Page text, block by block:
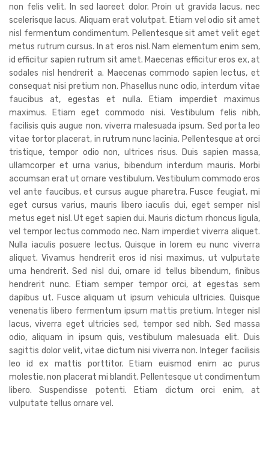
non felis velit. In sed laoreet dolor. Proin ut gravida lacus, nec
scelerisque lacus. Aliquam erat volutpat. Etiam vel odio sit amet
nisl fermentum condimentum. Pellentesque sit amet velit eget
metus rutrum cursus. In at eros nisl. Nam elementum enim sem,
id efficitur sapien rutrum sit amet. Maecenas efficitur eros ex, at
sodales nisl hendrerit a. Maecenas commodo sapien lectus, et
consequat nisi pretium non. Phasellus nunc odio, interdum vitae
faucibus at, egestas et nulla. Etiam imperdiet maximus
maximus. Etiam eget commodo nisi. Vestibulum felis nibh,
facilisis quis augue non, viverra malesuada ipsum. Sed porta leo
vitae tortor placerat, in rutrum nunc lacinia. Pellentesque at orci
tristique, tempor odio non, ultrices risus. Duis sapien massa,
ullamcorper et urna varius, bibendum interdum mauris. Morbi
accumsan erat ut ornare vestibulum. Vestibulum commodo eros
vel ante faucibus, et cursus augue pharetra. Fusce feugiat, mi
eget cursus varius, mauris libero iaculis dui, eget semper nisl
metus eget nisl. Ut eget sapien dui. Mauris dictum rhoncus ligula,
vel tempor lectus commodo nec. Nam imperdiet viverra aliquet.
Nulla iaculis posuere lectus. Quisque in lorem eu nunc viverra
aliquet. Vivamus hendrerit eros id nisi maximus, ut vulputate
urna hendrerit. Sed nisl dui, ornare id tellus bibendum, finibus
hendrerit nunc. Etiam semper tempor orci, at egestas sem
dapibus ut. Fusce aliquam ut ipsum vehicula ultricies. Quisque
venenatis libero fermentum ipsum mattis pretium. Integer nisl
lacus, viverra eget ultricies sed, tempor sed nibh. Sed massa
odio, aliquam in ipsum quis, vestibulum malesuada elit. Duis
sagittis dolor velit, vitae dictum nisi viverra non. Integer facilisis
leo id ex mattis porttitor. Etiam euismod enim ac purus
molestie, non placerat mi blandit. Pellentesque ut condimentum
libero. Suspendisse potenti. Etiam dictum orci enim, at
vulputate tellus ornare vel.